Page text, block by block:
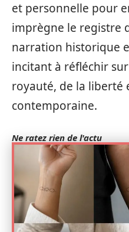
et personnelle pour
imprègne le registre
narration historique
incitant à réfléchir
royauté, de la liberté
contemporaine.
Ne ratez rien de l'actu